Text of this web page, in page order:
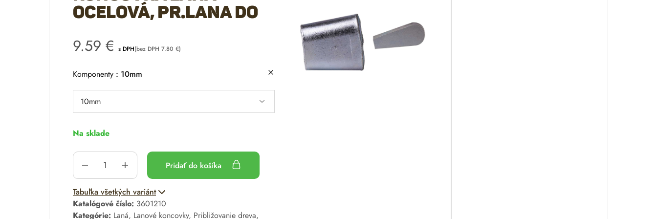
ocelová, pr.lana do
9.59 € s DPH(bez DPH 7.80 €)
Komponenty 10mm
Na sklade
Pridať do košíka
A
l
t
Tabuľka všetkých variánt
Katalógové číslo: 3601210
Kategórie: Laná, Lanové koncovky, Približovanie dreva,